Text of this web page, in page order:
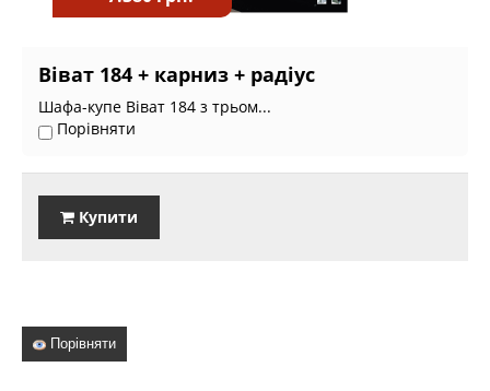
Віват 184 + карниз + радіус
Шафа-купе Віват 184 з трьом...
Порівняти
Купити
Порівняти